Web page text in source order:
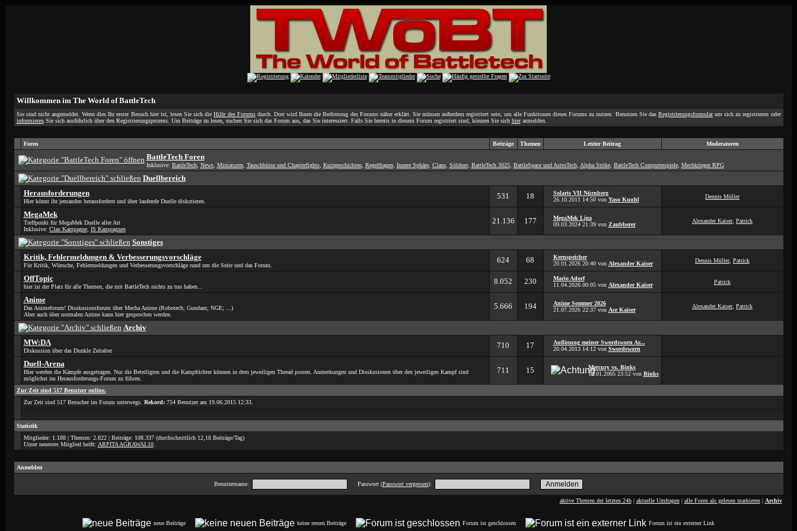
Willkommen im The World of BattleTech
Sie sind nicht angemeldet. Wenn dies Ihr erster Besuch hier ist, lesen Sie sich dieHilfe des Forumsdurch. Dort wird Ihnen die Bedienung des Forums näher erklärt. Sie müssen außerdem registriert sein, um alle Funktionen dieses Forums zu nutzen. Benutzen Sie das Registrierungsformularum sich zu registrieren oder
informierenSie sich ausführlich über den Registrierungsprozess. Um Beiträge zu lesen, suchen Sie sich das Forum aus, das Sie interessiert. Falls Sie bereits in diesem Forum registriert sind, können Sie sich hieranmelden.
Foren Beiträge Themen Letzter Beitrag Moderatoren
BattleTech Foren
Inklusive: BattleTech, News, Miniaturen, Tauschbörse und Chapterfights, Kurzgeschichten, Regelfragen, Innere Sphäre, Clans, Söldner, BattleTech 3025, BattleSpace und AstroTech, Alpha Strike, BattleTech Computerspiele, Mechkrieger RPG
Duellbereich
Herausforderungen
Hier könnt ihr jemanden herausfordern und über laufende Duelle diskutieren.
531 18
Solaris VII Nürnberg
26.10.2011 14:50von Yaso Kuuhl Dennis Müller
MegaMek
Treffpunkt für MegaMek Duelle aller Art
Inklusive: Clan Kampagne, IS Kampagnen
21.136 177
MegaMek Liga
09.03.2024 21:39von Zaubberer
Alexander Kaiser, Patrick
Sonstiges
Kritik, Fehlermeldungen & Verbesserungsvorschläge
Für Kritik, Wünsche, Fehlermeldungen und Verbesserungsvorschläge rund um die Seite und das Forum.
624 68
Kernspeicher
20.01.2026 20:40von Alexander Kaiser Dennis Müller, Patrick
OffTopic
hier ist der Platz für alle Themen, die mit BattleTech nichts zu tun haben...
8.052 230
Mario Adorf
11.04.2026 00:05von Alexander Kaiser Patrick
Anime
Das Animeforum! Disskusionsforum über Mecha Anime (Robotech; Gundam; NGE; ...)
Aber auch über normalen Anime kann hier gesprochen werden.
5.666 194
Anime Sommer 2026
21.07.2026 22:37von Ace Kaiser
Alexander Kaiser, Patrick
Archiv
MW:DA
Diskussion über das Dunkle Zeitalter
710 17
Auflösung meiner Swordsworn Ar...
20.04.2013 14:12von Swordsworn
Duell-Arena
Hier werden die Kämpfe ausgetragen. Nur die Beteiligten und die Kampfrichter können in dem jeweiligen Thread posten. Anmerkungen und Disskusionen über den jeweiligen Kampf sind
möglichst im Herausforderungs-Forum zu führen.
711 15
Mercury vs. Binks
12.01.2005 23:52von Binks
Zur Zeit sind 517 Benutzer online.
Zur Zeit sind 517 Besucher im Forum unterwegs. Rekord:754 Benutzer am 19.06.2015 12:33.
Statistik
Mitglieder: 1.188 | Themen: 2.822 | Beiträge: 108.337 (durchschnittlich 12,18 Beiträge/Tag)
Unser neuestes Mitglied heißt: ARPITA AGRAWAL10.
Anmelden
Benutzername: Passwort (Passwort vergessen):
aktive Themen der letzten 24h| aktuelle Umfragen| alle Foren als gelesen markieren| Archiv
neue Beiträge keine neuen Beiträge Forum ist geschlossen Forum ist ein externer Link